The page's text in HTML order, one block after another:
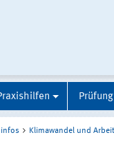
Klimawandel und